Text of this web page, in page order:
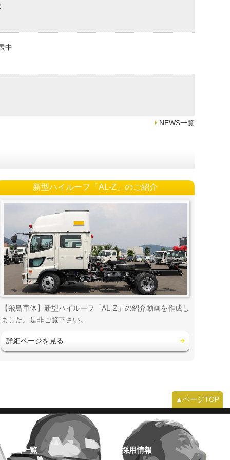
中
NEWS一覧
新型ハイルーフ「AL-Z」のご紹介
【飛鳥車体】新型ハイルーフ「AL-Z」の紹介動画を作成し
ました。是非ご覧下さい。
詳細ページを見る
▲ページTOP
動画一覧 採用情報